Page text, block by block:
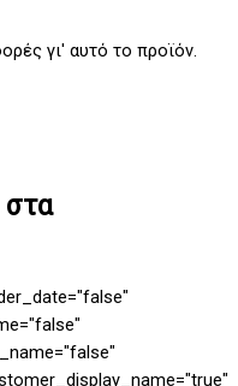
γι' αυτό το προϊόν.
στα